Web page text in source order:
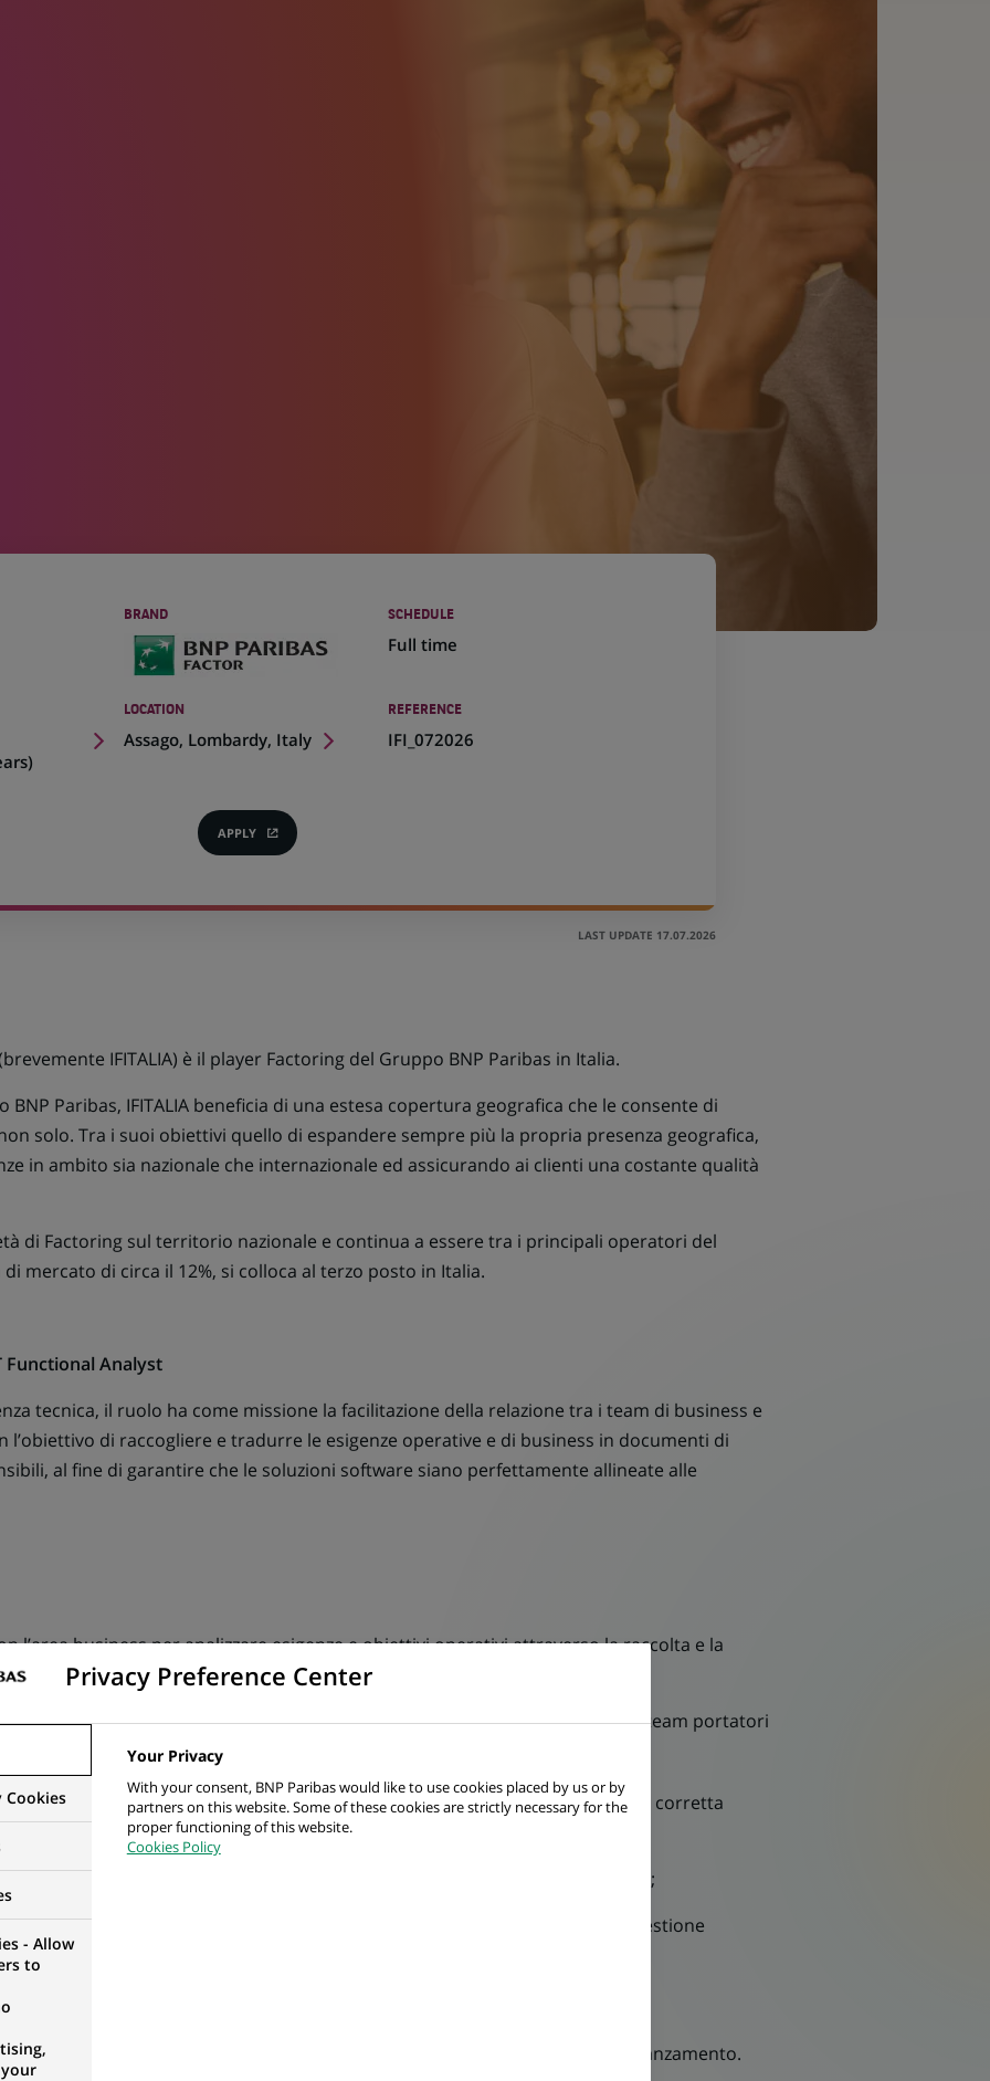
BRAND SCHEDULE
Full time
LOCATION
Assago, Lombardy, Italy
(Opens
REFERENCE
IFI_072026
APPLY(OPENS
IN
LAST UPDATE 17.07.2026
(brevemente IFITALIA) è il player Factoring del Gruppo BNP Paribas in Italia.
BNP Paribas, IFITALIA beneficia di una estesa copertura geografica che le consente di
solo. Tra i suoi obiettivi quello di espandere sempre più la propria presenza geografica,
in ambito sia nazionale che internazionale ed assicurando ai clienti una costante qualità
di Factoring sul territorio nazionale e continua a essere tra i principali operatori del
mercato di circa il 12%, si colloca al terzo posto in Italia.
Functional Analyst
tecnica, il ruolo ha come missione la facilitazione della relazione tra i team di business e
l’obiettivo di raccogliere e tradurre le esigenze operative e di business in documenti di
al fine di garantire che le soluzioni software siano perfettamente allineate alle
l’area business per analizzare esigenze e obiettivi operativi attraverso la raccolta e la
da tradurre in specifiche tecniche processabili per lo sviluppo;
alla chiusura in coerenza con i requisiti di business, gestendo i membri del team portatori
on schedule, on quality, impostando e monitorando i piani ed assicurando la corretta
inclusi sviluppatori/analisti esterni, referenti tecnici dei clienti IFITALIA;
i rischi progettuali, prestando particolare attenzione alla identificazione e gestione
al fine di far emergere eventuali criticità;
progetto/attività;
per il management e per il team di progetto al fine degli stati avanzamento.
Privacy Preference Center
Cookies
- Allow
to
Your Privacy
With your consent, BNP Paribas would like to use cookies placed by us or by
partners on this website. Some of these cookies are strictly necessary for the
proper functioning of this website.
Cookies Policy